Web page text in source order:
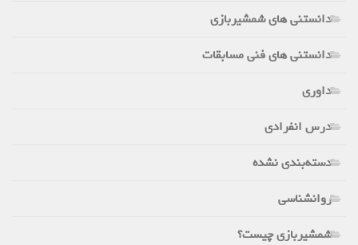
دانستنی های شمشیربازی
دانستنی های فنی مسابقات
داوری
درس انفرادی
دسته‌بندی نشده
روانشناسی
شمشیربازی چیست؟